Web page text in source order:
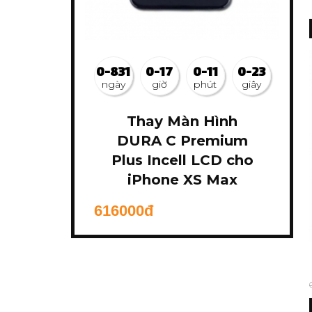
0-831
ngày 0-17
giờ 0-11
phút 0-26
giây
Thay Màn Hình
DURA C Premium
Plus Incell LCD cho
iPhone XS Max
616000đ